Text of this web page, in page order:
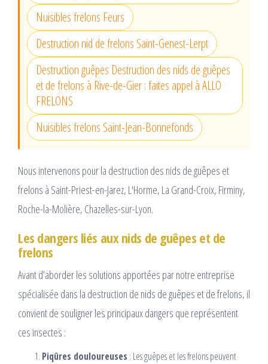
Nuisibles frelons Feurs
Destruction nid de frelons Saint-Genest-Lerpt
Destruction guêpes Destruction des nids de guêpes
et de frelons à Rive-de-Gier : faites appel à ALLO
FRELONS
Nuisibles frelons Saint-Jean-Bonnefonds
Nous intervenons pour la destruction des nids de guêpes et
frelons à Saint-Priest-en-Jarez, L'Horme, La Grand-Croix, Firminy,
Roche-la-Molière, Chazelles-sur-Lyon.
Les dangers liés aux nids de guêpes et de
frelons
Avant d’aborder les solutions apportées par notre entreprise
spécialisée dans la destruction de nids de guêpes et de frelons, il
convient de souligner les principaux dangers que représentent
ces insectes :
Piqûres douloureuses : Les guêpes et les frelons peuvent